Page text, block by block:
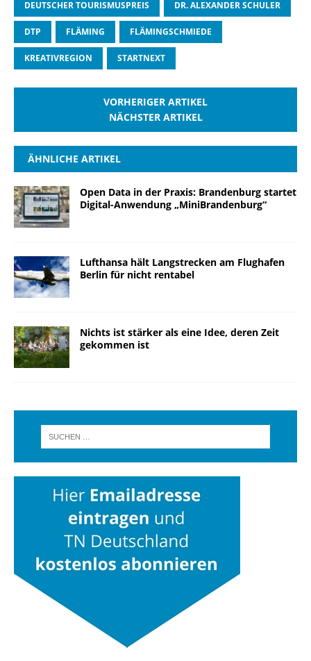
DEUTSCHER TOURISMUSPREIS DR. ALEXANDER SCHULER
DTP FLÄMING FLÄMINGSCHMIEDE
KREATIVREGION STARTNEXT
VORHERIGER ARTIKEL
NÄCHSTER ARTIKEL
ÄHNLICHE ARTIKEL
Open Data in der Praxis: Brandenburg startet
Digital-Anwendung „MiniBrandenburg“
Lufthansa hält Langstrecken am Flughafen
Berlin für nicht rentabel
Nichts ist stärker als eine Idee, deren Zeit
gekommen ist